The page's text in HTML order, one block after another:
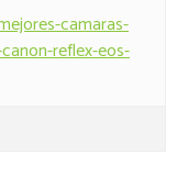
camaras-
reflex-eos-